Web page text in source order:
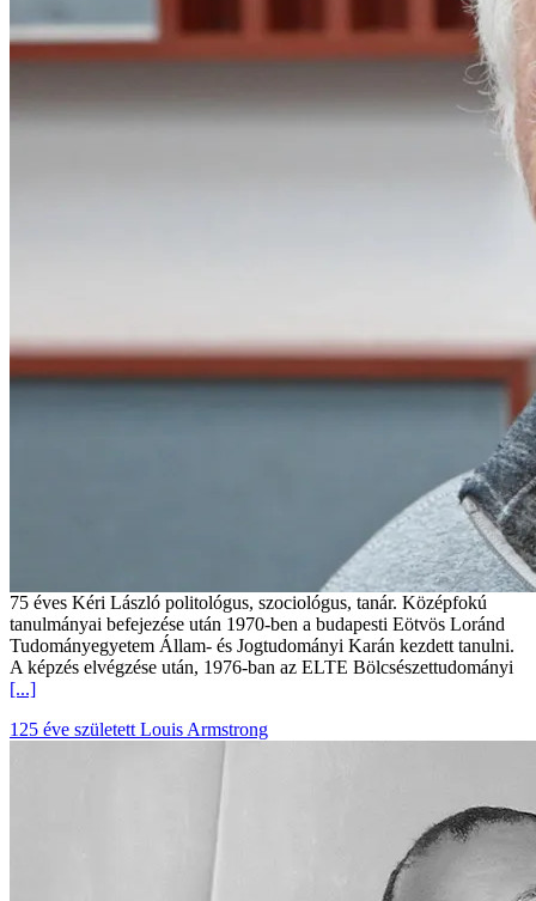
75 éves Kéri László politológus, szociológus, tanár. Középfokú
tanulmányai befejezése után 1970-ben a budapesti Eötvös Loránd
Tudományegyetem Állam- és Jogtudományi Karán kezdett tanulni.
A képzés elvégzése után, 1976-ban az ELTE Bölcsészettudományi
[...]
125 éve született Louis Armstrong